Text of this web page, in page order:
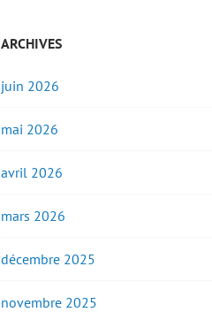
ARCHIVES
juin 2026
mai 2026
avril 2026
mars 2026
décembre 2025
novembre 2025